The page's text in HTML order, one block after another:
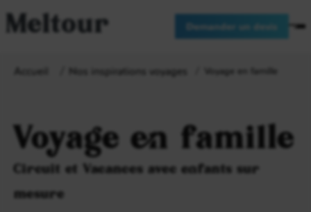
Meltour Demander un devis
Accueil Nos inspirations voyages Voyage en famille
Voyage en famille
Circuit et Vacances avec enfants sur
mesure